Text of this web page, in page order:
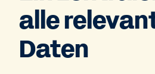
alle
Daten